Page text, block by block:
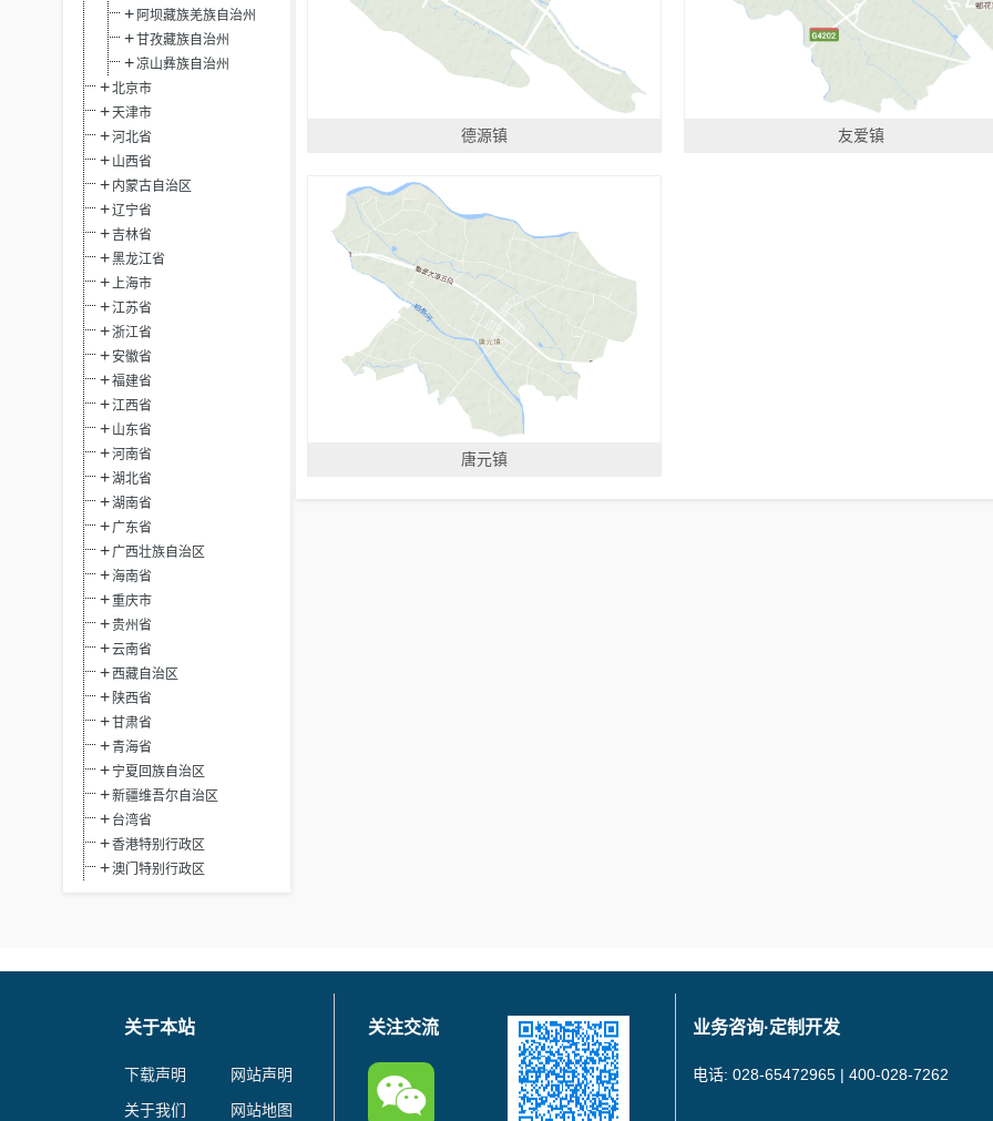
阿坝藏族羌族自治州
甘孜藏族自治州
凉山彝族自治州
北京市
天津市
河北省
山西省
内蒙古自治区
辽宁省
吉林省
黑龙江省
上海市
江苏省
浙江省
安徽省
福建省
江西省
山东省
河南省
湖北省
湖南省
广东省
广西壮族自治区
海南省
重庆市
贵州省
云南省
西藏自治区
陕西省
甘肃省
青海省
宁夏回族自治区
新疆维吾尔自治区
台湾省
香港特别行政区
澳门特别行政区
德源镇 友爱镇
唐元镇
关于本站
下载声明
网站声明
关于我们
网站地图
关注交流 业务咨询·定制开发
电话: 028-65472965 | 400-028-7262